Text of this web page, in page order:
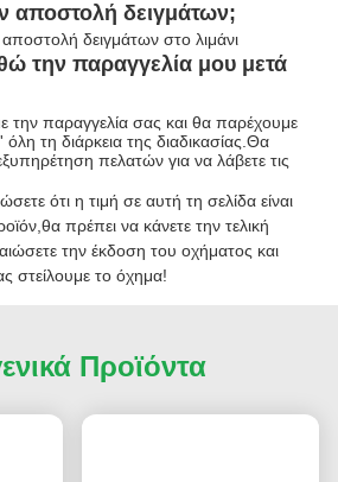
αποστολή δειγμάτων;
δειγμάτων στο λιμάνι
την παραγγελία μου μετά
παραγγελία σας και θα παρέχουμε
τη διάρκεια της διαδικασίας.Θα
πελατών για να λάβετε τις
ότι η τιμή σε αυτή τη σελίδα είναι
πρέπει να κάνετε την τελική
την έκδοση του οχήματος και
στείλουμε το όχημα!
Προϊόντα